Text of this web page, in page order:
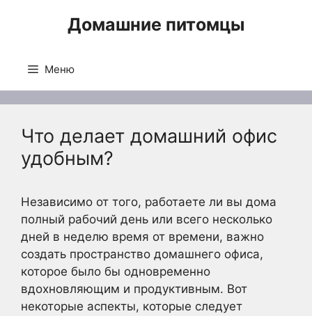
Домашние питомцы
Меню
Что делает домашний офис
удобным?
Независимо от того, работаете ли вы дома
полный рабочий день или всего несколько
дней в неделю время от времени, важно
создать пространство домашнего офиса,
которое было бы одновременно
вдохновляющим и продуктивным. Вот
некоторые аспекты, которые следует